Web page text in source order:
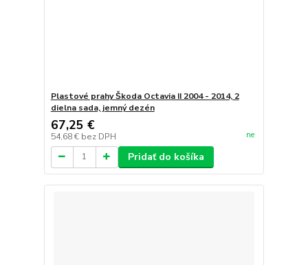
Plastové prahy Škoda Octavia II 2004 - 2014, 2
dielna sada, jemný dezén
67,25 €
54,68 € bez DPH ne
Pridať do košíka